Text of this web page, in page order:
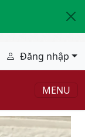
Đăng nhập
MENU